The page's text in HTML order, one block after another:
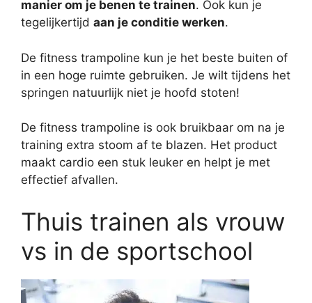
manier om je benen te trainen. Ook kun je
tegelijkertijd aan je conditie werken.
De fitness trampoline kun je het beste buiten of
in een hoge ruimte gebruiken. Je wilt tijdens het
springen natuurlijk niet je hoofd stoten!
De fitness trampoline is ook bruikbaar om na je
training extra stoom af te blazen. Het product
maakt cardio een stuk leuker en helpt je met
effectief afvallen.
Thuis trainen als vrouw
vs in de sportschool